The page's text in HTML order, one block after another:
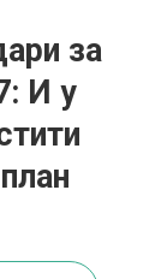
за
И у